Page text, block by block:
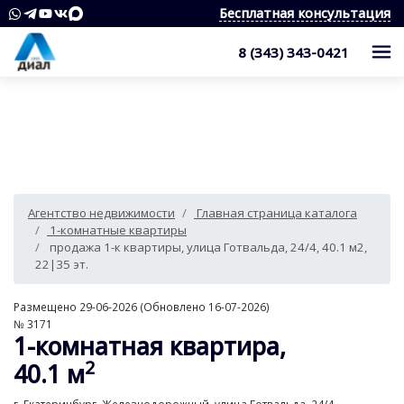
Бесплатная консультация
8 (343) 343-0421
1-комнатные квартиры
2-комнатные квартиры
4 и более комнатные квартиры
Комнаты
Дома, дачи, коттеджи
Участки
Аренда
Квартиры
Служба контроля качества
Наши награды
Специалист по недвижимости
Отзывы
Услуги
Продажа недвижимости
Покупка недвижимости
Сопровождение сделки
Покупка новостроек
Оценка квартиры
Для клиента
Аналитика
Как выбрать агентство недвижимости?
Контакты
8 (343) 343-0421
Агентство недвижимости
Главная страница каталога
1-комнатные квартиры
продажа 1-к квартиры, улица Готвальда, 24/4, 40.1 м2,
22|35 эт.
Размещено 29-06-2026 (Обновлено 16-07-2026)
№ 3171
1-комнатная квартира,
40.1 м2